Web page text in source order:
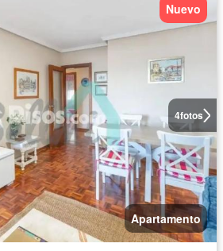
4fotos
Nuevo
Apartamento